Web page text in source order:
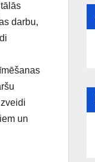
darbu,
un